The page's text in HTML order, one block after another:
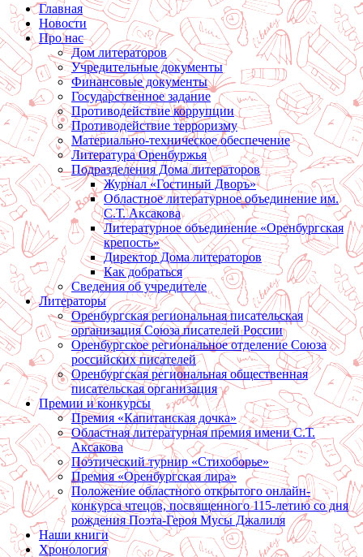
Главная
Новости
Про нас
Дом литераторов
Учредительные документы
Финансовые документы
Государственное задание
Противодействие коррупции
Противодействие терроризму
Материально-техническое обеспечение
Литература Оренбуржья
Подразделения Дома литераторов
Журнал «Гостиный Дворъ»
Областное литературное объединение им.
С.Т. Аксакова
Литературное объединение «Оренбургская
крепость»
Директор Дома литераторов
Как добраться
Сведения об учредителе
Литераторы
Оренбургская региональная писательская
организация Союза писателей России
Оренбургское региональное отделение Союза
российских писателей
Оренбургская региональная общественная
писательская организация
Премии и конкурсы
Премия «Капитанская дочка»
Областная литературная премия имени С.Т.
Аксакова
Поэтический турнир «Стихоборье»
Премия «Оренбургская лира»
Положение областного открытого онлайн-
конкурса чтецов, посвященного 115-летию со дня
рождения Поэта-Героя Мусы Джалиля
Наши книги
Хронология